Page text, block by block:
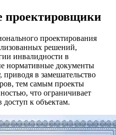
проектировщики
проектирования
решений,
инвалидности в
нормативные документы
приводя в замешательство
тем самым проекты
что ограничивает
к объектам.